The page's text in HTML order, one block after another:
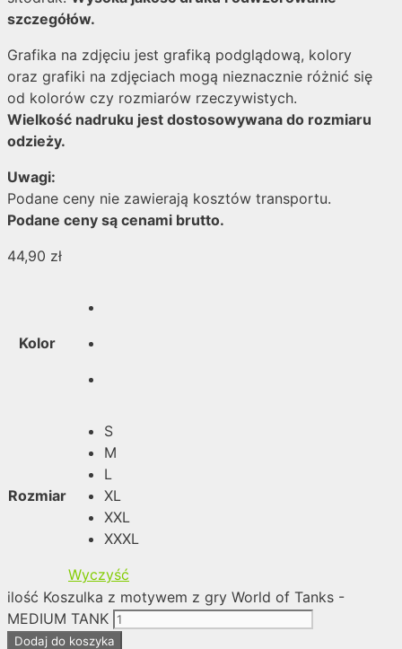
szczegółów.
Grafika na zdjęciu jest grafiką podglądową, kolory
oraz grafiki na zdjęciach mogą nieznacznie różnić się
od kolorów czy rozmiarów rzeczywistych.
Wielkość nadruku jest dostosowywana do rozmiaru
odzieży.
Uwagi:
Podane ceny nie zawierają kosztów transportu.
Podane ceny są cenami brutto.
44,90 zł
Kolor
Rozmiar
S
M
L
XL
XXL
XXXL
Wyczyść
ilość Koszulka z motywem z gry World of Tanks -
MEDIUM TANK
Dodaj do koszyka